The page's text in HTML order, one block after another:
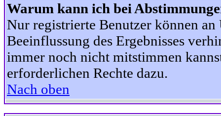
Warum kann ich bei
Nur registrierte Benutzer können
Beeinflussung des Ergebnisses
immer noch nicht mitstimmen
erforderlichen Rechte dazu.
Nach oben